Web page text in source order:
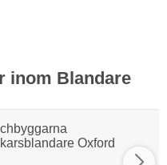
inom Blandare
Oxford